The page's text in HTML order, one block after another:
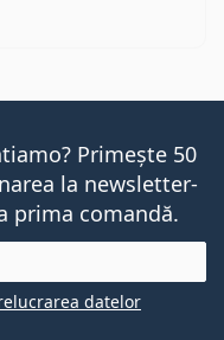
Primește 50
la newsletter-
prima comandă.
datelor